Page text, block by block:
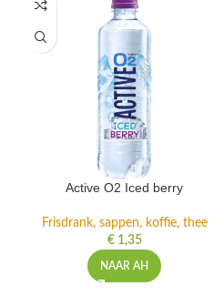
Active O2 Iced berry
Frisdrank, sappen, koffie, thee
€1,35
NAAR AH